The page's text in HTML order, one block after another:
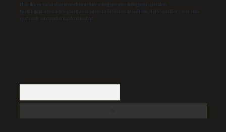
Hukuka ve yasal düzenlemelere aykırı olduğunu düşündüğünüz içerikleri,
backlinkpanelicomtr@gmail.com adresine bildirmeniz halinde, ilgili içerikler yasal süre
içerisinde sitemizden kaldırılacaktır.